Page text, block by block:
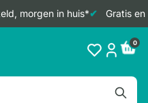
morgen in huis* Gratis
0